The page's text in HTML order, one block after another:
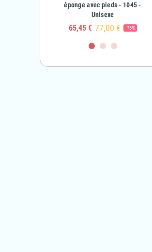
éponge avec pieds - 1045 -
Unisexe
65,45 € 77,00 € -15%